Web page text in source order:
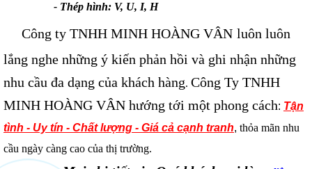
- Thép hình: V, U, I, H
Công ty TNHH MINH HOÀNG VÂN luôn luôn
lắng nghe những ý kiến phản hồi và ghi nhận những
nhu cầu đa dạng của khách hàng. Công Ty TNHH
MINH HOÀNG VÂN hướng tới một phong cách: Tận
tình - Uy tín - Chất lượng - Giá cả cạnh tranh, thỏa mãn nhu
cầu ngày càng cao của thị trường.